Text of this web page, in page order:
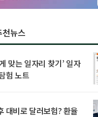
뉴스
맞는 일자리 찾기’ 일자
험 노트
대비로 달러보험? 환율